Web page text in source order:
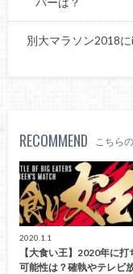
別大マラソン2018
RECOMMEND こちら
2020.1.1
【大食い王】2020年に打
可能性は？確執やテレビ